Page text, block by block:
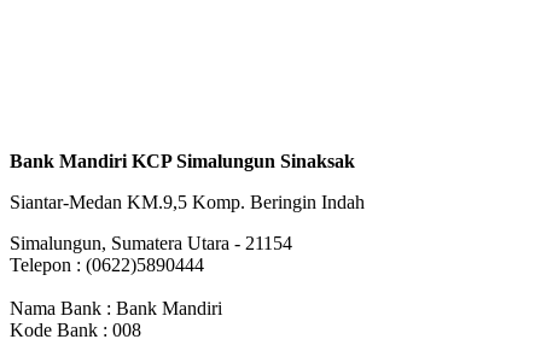
Bank Mandiri KCP Simalungun Sinaksak
Siantar-Medan KM.9,5 Komp. Beringin Indah
Simalungun, Sumatera Utara - 21154
Telepon : (0622)5890444
Nama Bank : Bank Mandiri
Kode Bank : 008